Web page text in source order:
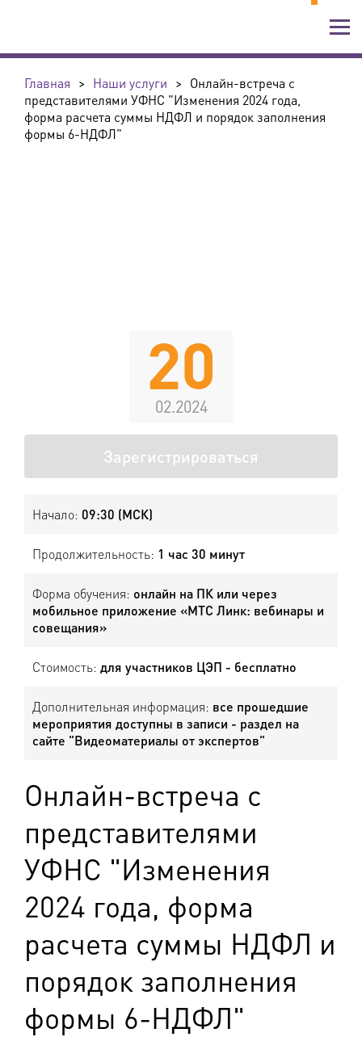
Главная > Наши услуги > Онлайн-встреча с
представителями УФНС "Изменения 2024 года,
форма расчета суммы НДФЛ и порядок заполнения
формы 6-НДФЛ"
20
02.2024
Зарегистрироваться
Начало: 09:30 (МСК)
Продолжительность: 1 час 30 минут
Форма обучения: онлайн на ПК или через
мобильное приложение «МТС Линк: вебинары и
совещания»
Стоимость: для участников ЦЭП - бесплатно
Дополнительная информация: все прошедшие
мероприятия доступны в записи - раздел на
сайте "Видеоматериалы от экспертов"
Онлайн-встреча с
представителями
УФНС "Изменения
2024 года, форма
расчета суммы НДФЛ и
порядок заполнения
формы 6-НДФЛ"